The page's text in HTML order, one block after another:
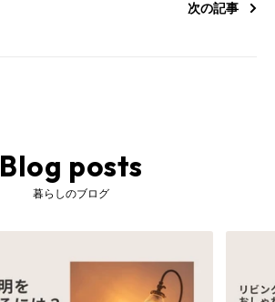
次の記事
Blog posts
暮らしのブログ